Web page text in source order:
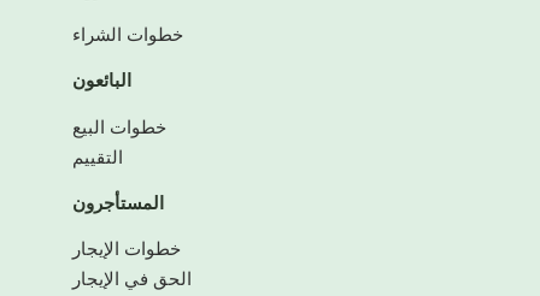
خطوات الشراء
البائعون
خطوات البيع
التقييم
المستأجرون
خطوات الإيجار
الحق في الإيجار